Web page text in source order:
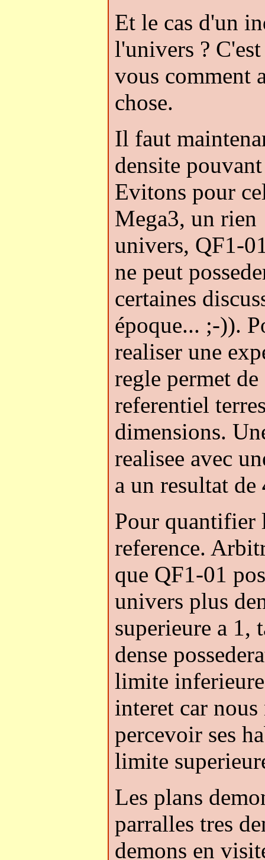
Et le cas d'un
l'univers ?
vous comment
chose.
Il faut
densite
Evitons pour
Mega3, un rien
univers, QF1-
ne peut
certaines
époque... ;-)).
realiser une
regle permet de
referentiel
dimensions.
realisee avec
a un resultat de
Pour quantifier
reference.
que QF1-01
univers plus
superieure a 1,
dense
limite
interet car
percevoir ses
limite
Les plans
parralles tres
demons en